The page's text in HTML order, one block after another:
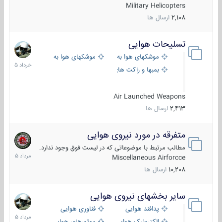
Military Helicopters
2,108 ارسال ها
تسلیحات هوایی
موشکهای هوا به هوا
موشکهای هوا به سطح
بمبها و راکت های هوایی
Air Launched Weapons
2,413 ارسال ها
30
خرداد
1405
متفرقه در مورد نیروی هوایی
مطالب مرتبط با موضوعاتی که در لیست فوق وجود ندارد.
Miscellaneous Airforcce
10,208 ارسال ها
7
مرداد
1405
سایر بخشهای نیروی هوایی
پدافند هوایی
فناوری هوایی
2
مرداد
1405